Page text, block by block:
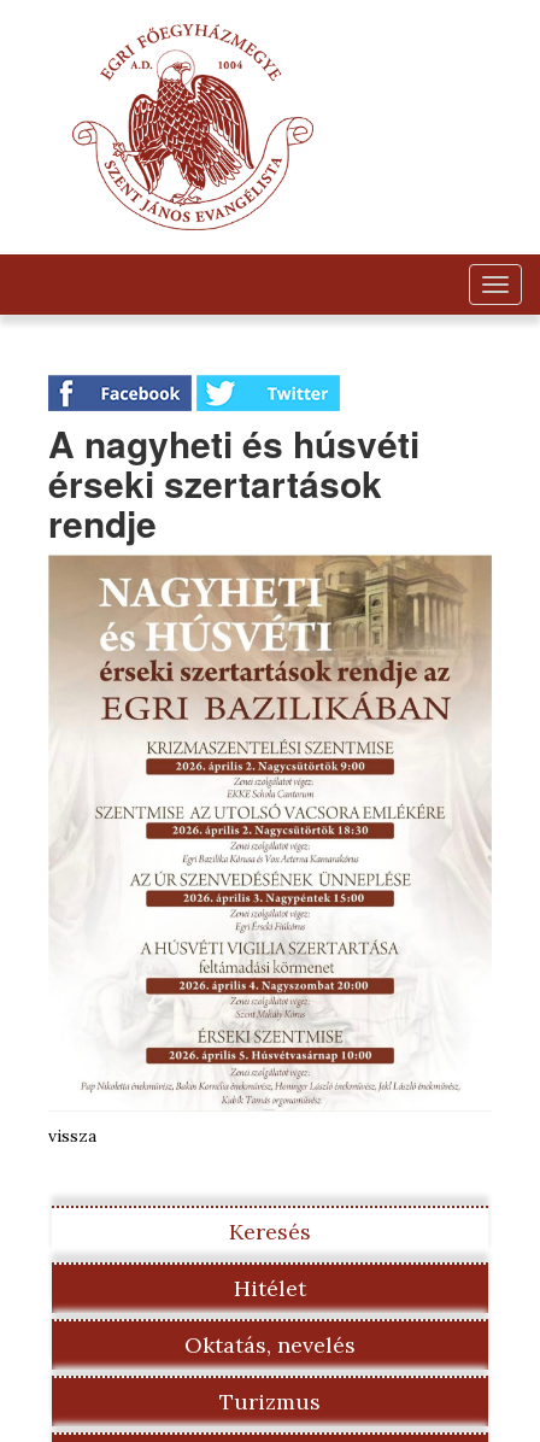
A nagyheti és húsvéti
érseki szertartások
rendje
vissza
Keresés
Hitélet
Oktatás, nevelés
Turizmus